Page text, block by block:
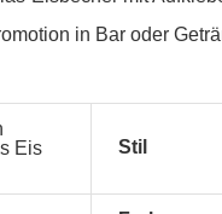
in Bar oder
Eis
Stil